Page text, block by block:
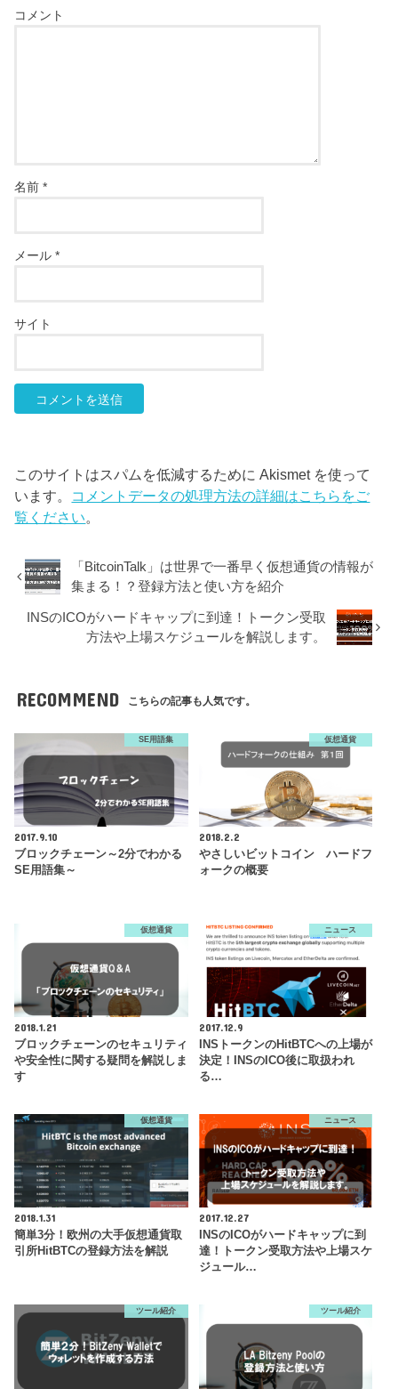
コメント
名前*
メール*
サイト
このサイトはスパムを低減するために Akismet を使って
います。 コメントデータの処理方法の詳細はこちらをご
覧ください。
「BitcoinTalk」は世界で一番早く仮想通貨の情報が
集まる！？登録方法と使い方を紹介
INSのICOがハードキャップに到達！トークン受取
方法や上場スケジュールを解説します。
RECOMMEND こちらの記事も人気です。
SE用語集
2017.9.10
ブロックチェーン～2分でわかる
SE用語集～
仮想通貨
2018.2.2
やさしいビットコイン ハードフ
ォークの概要
仮想通貨
2018.1.21
ブロックチェーンのセキュリティ
や安全性に関する疑問を解説しま
す
ニュース
2017.12.9
INSトークンのHitBTCへの上場が
決定！INSのICO後に取扱われ
る…
仮想通貨
2018.1.31
簡単3分！欧州の大手仮想通貨取
引所HitBTCの登録方法を解説
ニュース
2017.12.27
INSのICOがハードキャップに到
達！トークン受取方法や上場スケ
ジュール…
ツール紹介 ツール紹介